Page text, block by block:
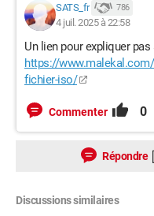
SATS_fr 786
4 juil. 2025 à 22:58
Un lien pour expliquer
https://
fichier-iso/
Commenter 0
Répondre
Discussions similaires